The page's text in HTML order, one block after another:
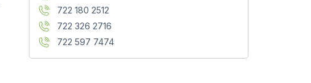
722 180 2512
722 326 2716
722 597 7474